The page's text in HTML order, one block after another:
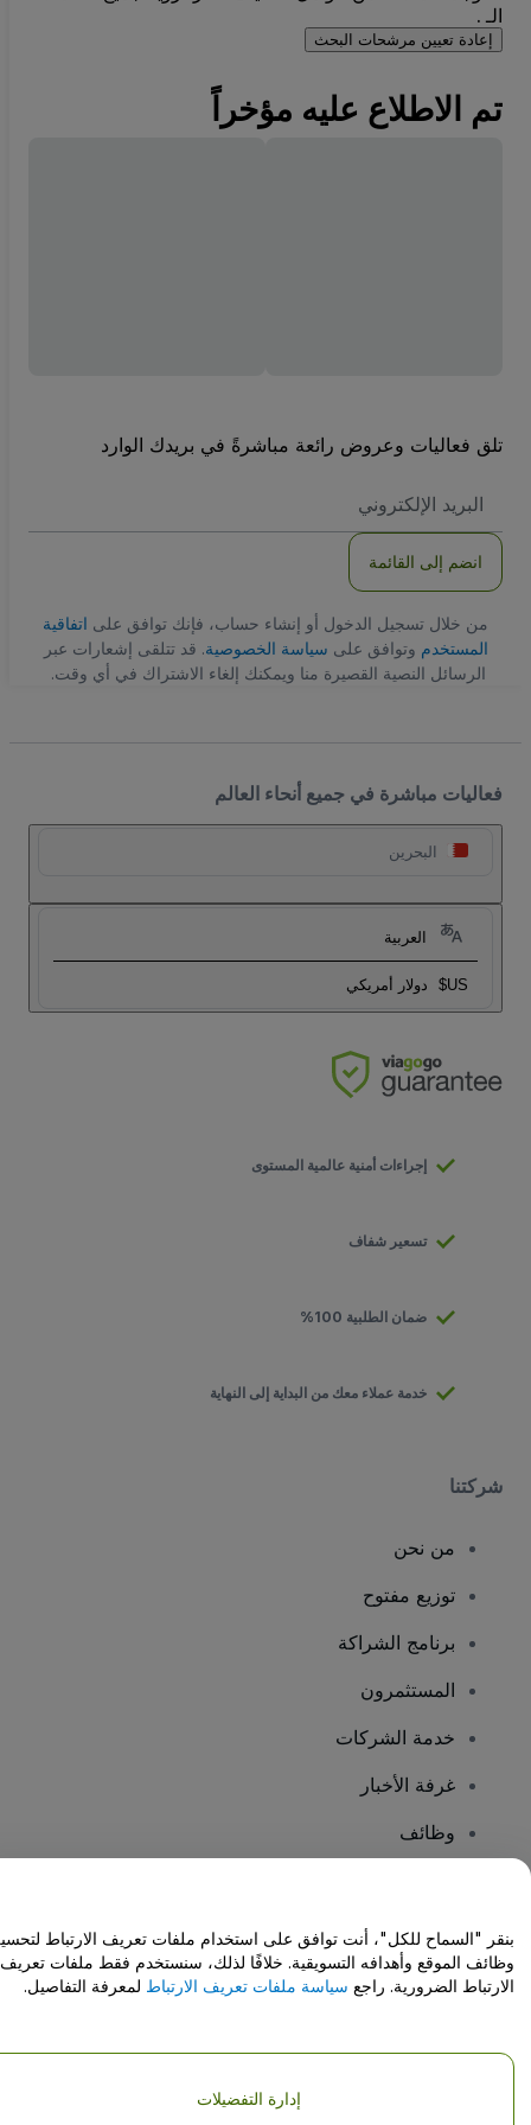
الـ .
إعادة تعيين مرشحات البحث
تم الاطلاع عليه مؤخراً
تلق فعاليات وعروض رائعة مباشرةً في بريدك الوارد
الاكتروني
انضم إلى القائمة
من خلال تسجيل الدخول أو إنشاء حساب، فإنك توافق على اتفاقية
المستخدم وتوافق على سياسة الخصوصية. قد تتلقى إشعارات عبر
الرسائل النصية القصيرة منا ويمكنك إلغاء الاشتراك في أي وقت.
فعاليات مباشرة في جميع أنحاء العالم
البحرين
العربية
US$ دولار أمريكي
إجراءات أمنية عالمية المستوى
تسعير شفاف
ضمان الطلبية 100%
خدمة عملاء معك من البداية إلى النهاية
شركتنا
من نحن
توزيع مفتوح
برنامج الشراكة
المستثمرون
خدمة الشركات
غرفة الأخبار
وظائف
مركز المساعدة / اتصل بنا
حقوق النشر © شركة فياجوجو المحدودة 2026
تفاصيل الشركة
بنقر "السماح للكل"، أنت توافق على استخدام ملفات تعريف الارتباط
وظائف الموقع وأهدافه التسويقية. خلافًا لذلك، سنستخدم فقط ملفات تعريف
الارتباط الضرورية. راجع سياسة ملفات تعريف الارتباط لمعرفة التفاصيل.
إدارة التفضيلات